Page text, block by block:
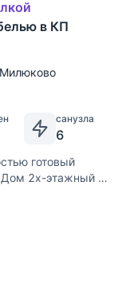
в КП
санузла
6
готовый
Дом 2х-этажный +
15 соток.
деревьями и
голубика,